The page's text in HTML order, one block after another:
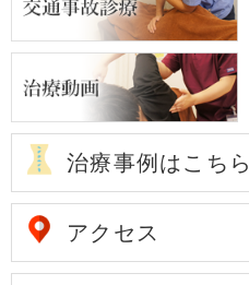
治療事例はこちら
アクセス